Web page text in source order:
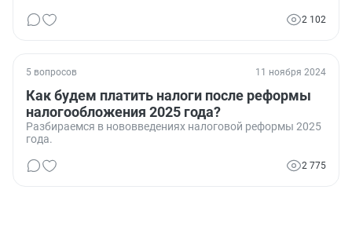
2 102
5 вопросов 11 ноября 2024
Как будем платить налоги после реформы
налогообложения 2025 года?
Разбираемся в нововведениях налоговой реформы 2025
года.
2 775